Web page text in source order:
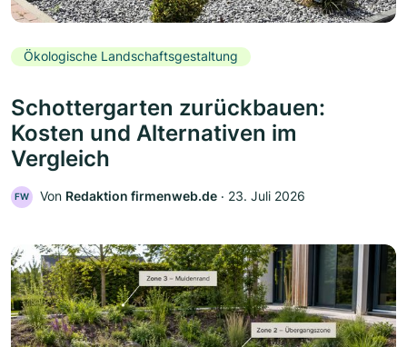
Ökologische Landschaftsgestaltung
Schottergarten zurückbauen:
Kosten und Alternativen im
Vergleich
FW Von Redaktion firmenweb.de ‧ 23. Juli 2026